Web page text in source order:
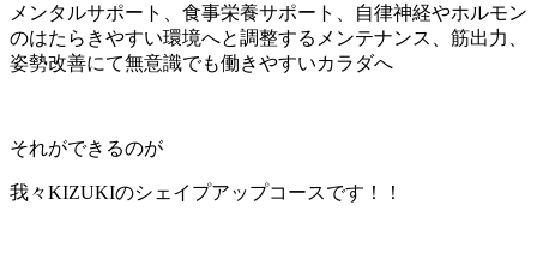
メンタルサポート、食事栄養サポート、自律神経やホルモン
のはたらきやすい環境へと調整するメンテナンス、筋出力、
姿勢改善にて無意識でも働きやすいカラダへ
それができるのが
我々KIZUKIのシェイプアップコースです！！